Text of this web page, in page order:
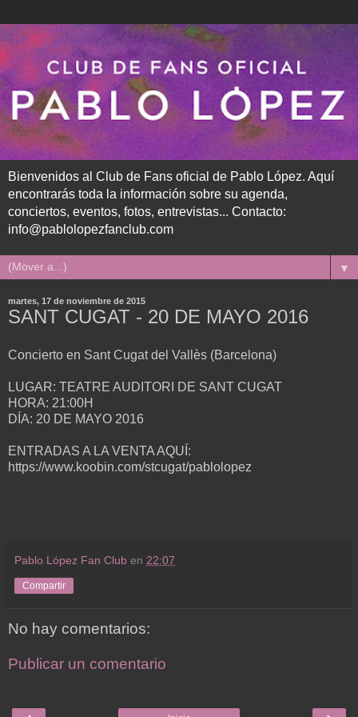
Bienvenidos al Club de Fans oficial de Pablo López. Aquí
encontrarás toda la información sobre su agenda,
conciertos, eventos, fotos, entrevistas... Contacto:
info@pablolopezfanclub.com
▼
martes, 17 de noviembre de 2015
SANT CUGAT - 20 DE MAYO 2016
Concierto en Sant Cugat del Vallès (Barcelona)
LUGAR: TEATRE AUDITORI DE SANT CUGAT
HORA: 21:00H
DÍA: 20 DE MAYO 2016
ENTRADAS A LA VENTA AQUÍ:
https://www.koobin.com/stcugat/pablolopez
Pablo López Fan Club en 22:07
Compartir
No hay comentarios:
Publicar un comentario